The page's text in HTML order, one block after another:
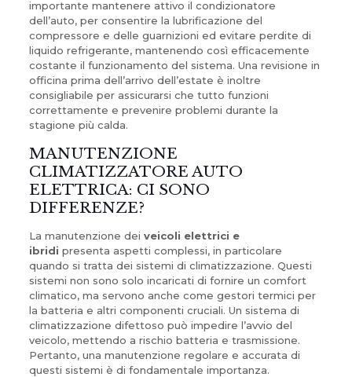
importante mantenere attivo il condizionatore
dell’auto, per consentire la lubrificazione del
compressore e delle guarnizioni ed evitare perdite di
liquido refrigerante, mantenendo così efficacemente
costante il funzionamento del sistema. Una revisione in
officina prima dell’arrivo dell’estate è inoltre
consigliabile per assicurarsi che tutto funzioni
correttamente e prevenire problemi durante la
stagione più calda.
MANUTENZIONE
CLIMATIZZATORE AUTO
ELETTRICA: CI SONO
DIFFERENZE?
La manutenzione dei veicoli elettrici e
ibridi presenta aspetti complessi, in particolare
quando si tratta dei sistemi di climatizzazione. Questi
sistemi non sono solo incaricati di fornire un comfort
climatico, ma servono anche come gestori termici per
la batteria e altri componenti cruciali. Un sistema di
climatizzazione difettoso può impedire l’avvio del
veicolo, mettendo a rischio batteria e trasmissione.
Pertanto, una manutenzione regolare e accurata di
questi sistemi è di fondamentale importanza.